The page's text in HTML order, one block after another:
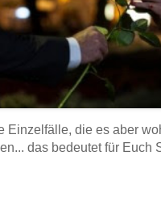
Einzelfälle, die es aber
das bedeutet für Euch